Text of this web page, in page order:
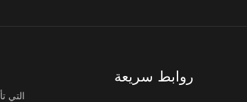
روابط سريعة